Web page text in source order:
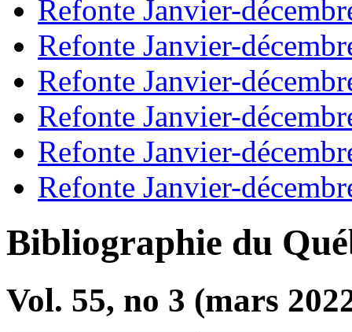
Refonte Janvier-
Refonte Janvier-
Refonte Janvier-
Refonte Janvier-
Refonte Janvier-
Refonte Janvier-
Bibliographie du
Vol. 55, no 3 (mars